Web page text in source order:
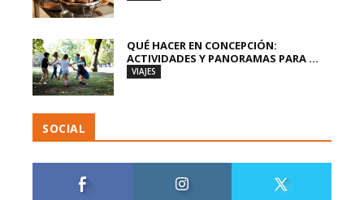
QUÉ HACER EN CONCEPCIÓN:
ACTIVIDADES Y PANORAMAS PARA ...
VIAJES
SOCIAL